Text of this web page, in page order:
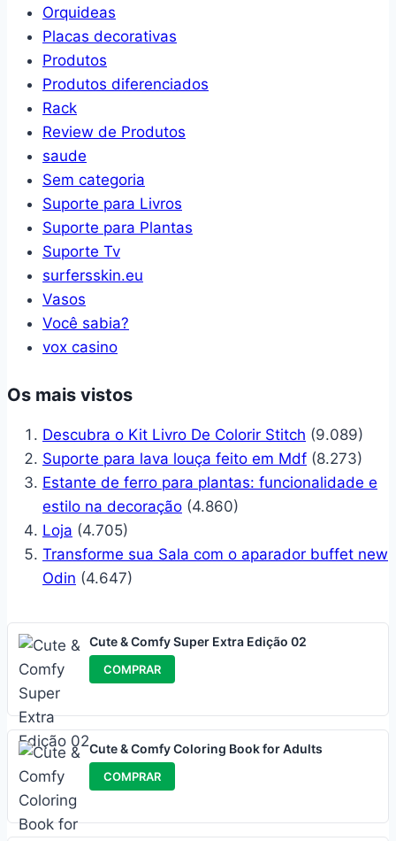
Orquideas
Placas decorativas
Produtos
Produtos diferenciados
Rack
Review de Produtos
saude
Sem categoria
Suporte para Livros
Suporte para Plantas
Suporte Tv
surfersskin.eu
Vasos
Você sabia?
vox casino
Os mais vistos
Descubra o Kit Livro De Colorir Stitch (9.089)
Suporte para lava louça feito em Mdf (8.273)
Estante de ferro para plantas: funcionalidade e
estilo na decoração (4.860)
Loja (4.705)
Transforme sua Sala com o aparador buffet new
Odin (4.647)
Cute & Comfy Super Extra Edição 02
COMPRAR
Cute & Comfy Coloring Book for Adults
COMPRAR